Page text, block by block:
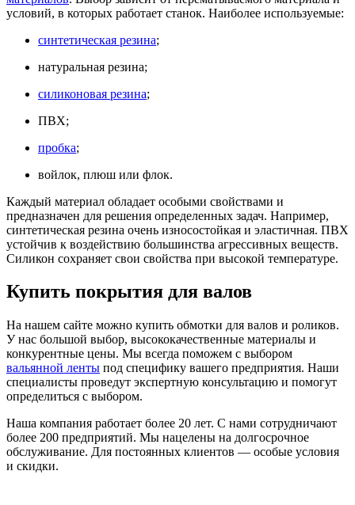
условий, в которых работает станок. Наиболее используемые:
синтетическая резина;
натуральная резина;
силиконовая резина;
ПВХ;
пробка;
войлок, плюш или флок.
Каждый материал обладает особыми свойствами и
предназначен для решения определенных задач. Например,
синтетическая резина очень износостойкая и эластичная. ПВХ
устойчив к воздействию большинства агрессивных веществ.
Силикон сохраняет свои свойства при высокой температуре.
Купить покрытия для валов
На нашем сайте можно купить обмотки для валов и роликов.
У нас большой выбор, высококачественные материалы и
конкурентные цены. Мы всегда поможем с выбором
вальянной ленты под специфику вашего предприятия. Наши
специалисты проведут экспертную консультацию и помогут
определиться с выбором.
Наша компания работает более 20 лет. С нами сотрудничают
более 200 предприятий. Мы нацелены на долгосрочное
обслуживание. Для постоянных клиентов — особые условия
и скидки.